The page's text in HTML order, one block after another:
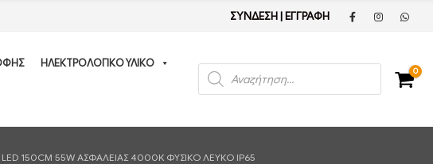
ΣΥΝΔΕΣΗ| ΕΓΓΡΑΦΗ
ΗΛΕΚΤΡΟΛΟΓΙΚΟ ΥΛΙΚΟ
Products
search
0
150CM 55W ΑΣΦΑΛΕΊΑΣ 4000K ΦΥΣΙΚΌ ΛΕΥΚΌ IP65